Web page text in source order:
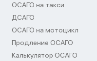
ОСАГО на такси
ДСАГО
ОСАГО на мотоцикл
Продление ОСАГО
Калькулятор ОСАГО